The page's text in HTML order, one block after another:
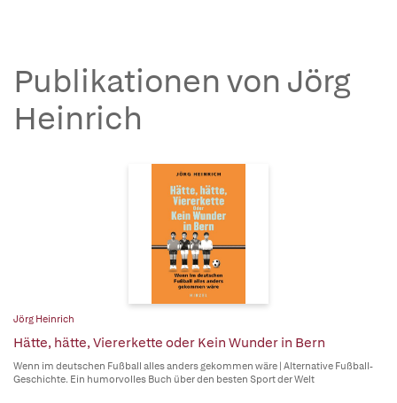
Publikationen von Jörg
Heinrich
Jörg Heinrich
Hätte, hätte, Viererkette oder Kein Wunder in Bern
Wenn im deutschen Fußball alles anders gekommen wäre | Alternative Fußball-
Geschichte. Ein humorvolles Buch über den besten Sport der Welt